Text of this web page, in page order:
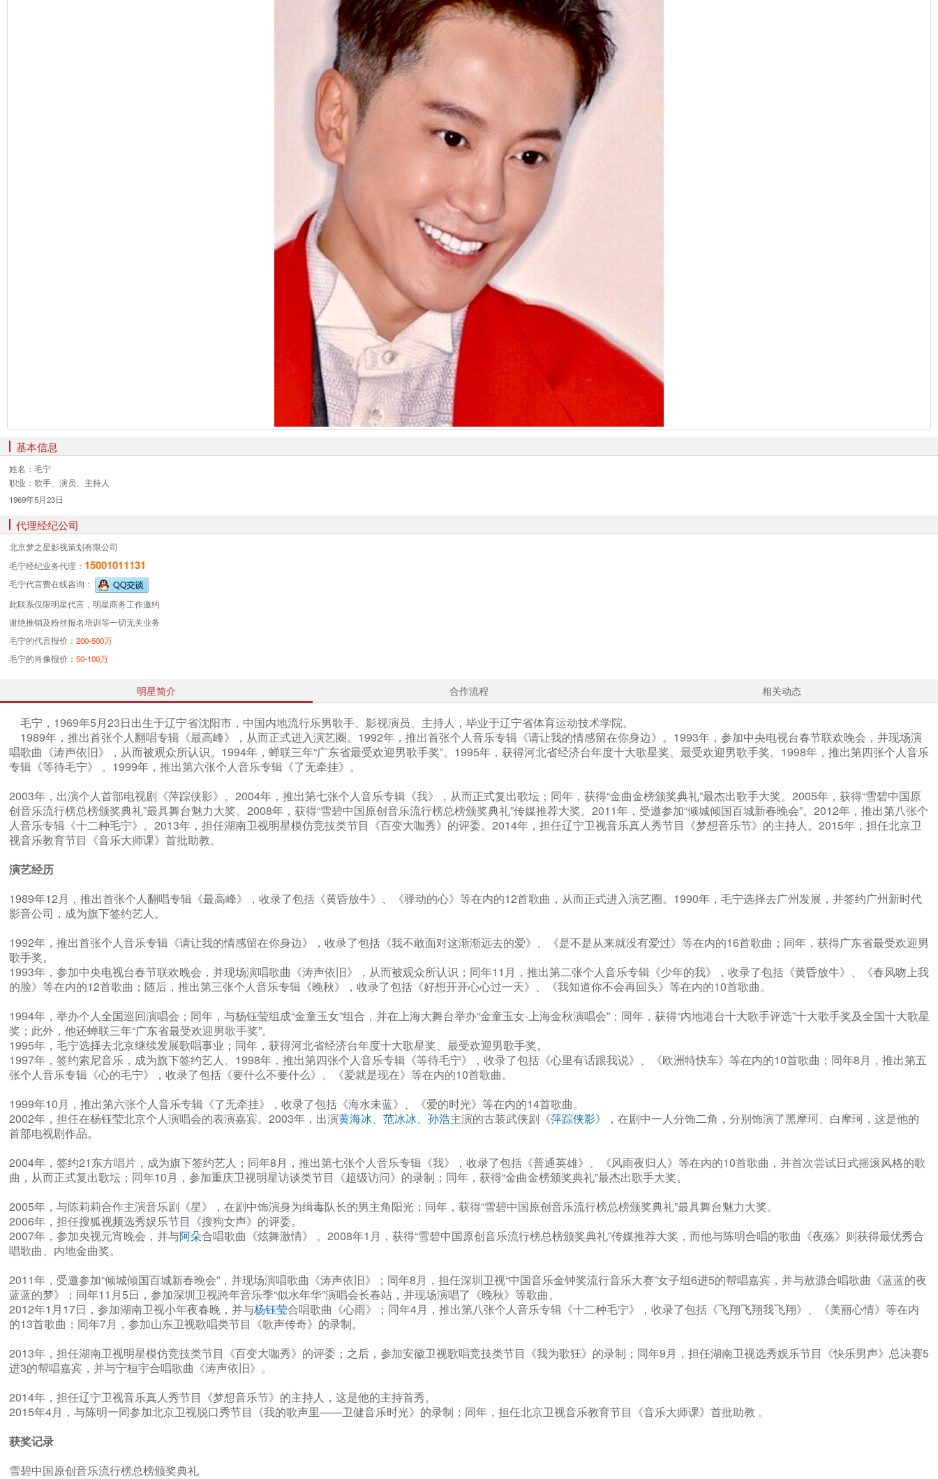
基本信息
姓名： 毛宁
职业： 歌手、演员、主持人
1969年5月23日
代理经纪公司
北京梦之星影视策划有限公司
毛宁经纪业务代理： 15001011131
毛宁代言费在线咨询：
此联系仅限明星代言，明星商务工作邀约
谢绝推销及粉丝报名培训等一切无关业务
毛宁的代言报价： 200-500万
毛宁的肖像报价： 50-100万
明星简介 合作流程 相关动态
毛宁，1969年5月23日出生于辽宁省沈阳市，中国内地流行乐男歌手、影视演员、主持人，毕业于辽宁省体育运动技术学院。
1989年，推出首张个人翻唱专辑《最高峰》，从而正式进入演艺圈。1992年，推出首张个人音乐专辑《请让我的情感留在你身边》。1993年，参加中央电视台春节联欢晚会，并现场演
唱歌曲《涛声依旧》，从而被观众所认识。1994年，蝉联三年“广东省最受欢迎男歌手奖”。1995年，获得河北省经济台年度十大歌星奖、最受欢迎男歌手奖。1998年，推出第四张个人音乐
专辑《等待毛宁》 。1999年，推出第六张个人音乐专辑《了无牵挂》。
2003年，出演个人首部电视剧《萍踪侠影》。2004年，推出第七张个人音乐专辑《我》，从而正式复出歌坛；同年，获得“金曲金榜颁奖典礼”最杰出歌手大奖。2005年，获得“雪碧中国原
创音乐流行榜总榜颁奖典礼”最具舞台魅力大奖。2008年，获得“雪碧中国原创音乐流行榜总榜颁奖典礼”传媒推荐大奖。2011年，受邀参加“倾城倾国百城新春晚会”。2012年，推出第八张个
人音乐专辑《十二种毛宁》。2013年，担任湖南卫视明星模仿竞技类节目《百变大咖秀》的评委。2014年，担任辽宁卫视音乐真人秀节目《梦想音乐节》的主持人。2015年，担任北京卫
视音乐教育节目《音乐大师课》首批助教。
演艺经历
1989年12月，推出首张个人翻唱专辑《最高峰》，收录了包括《黄昏放牛》、《驿动的心》等在内的12首歌曲，从而正式进入演艺圈。1990年，毛宁选择去广州发展，并签约广州新时代
影音公司，成为旗下签约艺人。
1992年，推出首张个人音乐专辑《请让我的情感留在你身边》，收录了包括《我不敢面对这渐渐远去的爱》、《是不是从来就没有爱过》等在内的16首歌曲；同年，获得广东省最受欢迎男
歌手奖。
1993年，参加中央电视台春节联欢晚会，并现场演唱歌曲《涛声依旧》，从而被观众所认识；同年11月，推出第二张个人音乐专辑《少年的我》，收录了包括《黄昏放牛》、《春风吻上我
的脸》等在内的12首歌曲；随后，推出第三张个人音乐专辑《晚秋》，收录了包括《好想开开心心过一天》、《我知道你不会再回头》等在内的10首歌曲。
1994年，举办个人全国巡回演唱会；同年，与杨钰莹组成“金童玉女”组合，并在上海大舞台举办“金童玉女-上海金秋演唱会”；同年，获得“内地港台十大歌手评选”十大歌手奖及全国十大歌星
奖；此外，他还蝉联三年“广东省最受欢迎男歌手奖”。
1995年，毛宁选择去北京继续发展歌唱事业；同年，获得河北省经济台年度十大歌星奖、最受欢迎男歌手奖。
1997年，签约索尼音乐，成为旗下签约艺人。1998年，推出第四张个人音乐专辑《等待毛宁》，收录了包括《心里有话跟我说》、《欧洲特快车》等在内的10首歌曲；同年8月，推出第五
张个人音乐专辑《心的毛宁》，收录了包括《要什么不要什么》、《爱就是现在》等在内的10首歌曲。
1999年10月，推出第六张个人音乐专辑《了无牵挂》，收录了包括《海水未蓝》、《爱的时光》等在内的14首歌曲。
2002年，担任在杨钰莹北京个人演唱会的表演嘉宾。2003年，出演黄海冰、 范冰冰、 孙浩主演的古装武侠剧《萍踪侠影》，在剧中一人分饰二角，分别饰演了黑摩珂、白摩珂，这是他的
首部电视剧作品。
2004年，签约21东方唱片，成为旗下签约艺人；同年8月，推出第七张个人音乐专辑《我》，收录了包括《普通英雄》、《风雨夜归人》等在内的10首歌曲，并首次尝试日式摇滚风格的歌
曲，从而正式复出歌坛；同年10月，参加重庆卫视明星访谈类节目《超级访问》的录制；同年，获得“金曲金榜颁奖典礼”最杰出歌手大奖。
2005年，与陈莉莉合作主演音乐剧《星》，在剧中饰演身为缉毒队长的男主角阳光；同年，获得“雪碧中国原创音乐流行榜总榜颁奖典礼”最具舞台魅力大奖。
2006年，担任搜狐视频选秀娱乐节目《搜狗女声》的评委。
2007年，参加央视元宵晚会，并与阿朵合唱歌曲《炫舞激情》 。2008年1月，获得“雪碧中国原创音乐流行榜总榜颁奖典礼”传媒推荐大奖，而他与陈明合唱的歌曲《夜殇》则获得最优秀合
唱歌曲、内地金曲奖。
2011年，受邀参加“倾城倾国百城新春晚会”，并现场演唱歌曲《涛声依旧》；同年8月，担任深圳卫视“中国音乐金钟奖流行音乐大赛”女子组6进5的帮唱嘉宾，并与敖源合唱歌曲《蓝蓝的夜
蓝蓝的梦》；同年11月5日，参加深圳卫视跨年音乐季“似水年华”演唱会长春站，并现场演唱了《晚秋》等歌曲。
2012年1月17日，参加湖南卫视小年夜春晚，并与杨钰莹合唱歌曲《心雨》；同年4月，推出第八张个人音乐专辑《十二种毛宁》，收录了包括《飞翔飞翔我飞翔》、《美丽心情》等在内
的13首歌曲；同年7月，参加山东卫视歌唱类节目《歌声传奇》的录制。
2013年，担任湖南卫视明星模仿竞技类节目《百变大咖秀》的评委；之后，参加安徽卫视歌唱竞技类节目《我为歌狂》的录制；同年9月，担任湖南卫视选秀娱乐节目《快乐男声》总决赛5
进3的帮唱嘉宾，并与宁桓宇合唱歌曲《涛声依旧》。
2014年，担任辽宁卫视音乐真人秀节目《梦想音乐节》的主持人，这是他的主持首秀。
2015年4月，与陈明一同参加北京卫视脱口秀节目《我的歌声里——卫健音乐时光》的录制；同年，担任北京卫视音乐教育节目《音乐大师课》首批助教 。
获奖记录
雪碧中国原创音乐流行榜总榜颁奖典礼